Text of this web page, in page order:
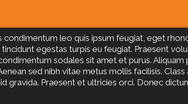
leo quis ipsum feugiat, eget
egestas turpis eu feugiat. Praesent
sodales sit amet et purus.
sed nibh vitae metus mollis facilisis.
gravida. Praesent et ultricies orci. Donec